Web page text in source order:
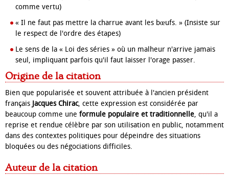
comme vertu)
« Il ne faut pas mettre la charrue avant les bœufs. » (Insiste sur
le respect de l'ordre des étapes)
Le sens de la « Loi des séries » où un malheur n'arrive jamais
seul, impliquant parfois qu'il faut laisser l'orage passer.
Origine de la citation
Bien que popularisée et souvent attribuée à l'ancien président
français Jacques Chirac, cette expression est considérée par
beaucoup comme une formule populaire et traditionnelle, qu'il a
reprise et rendue célèbre par son utilisation en public, notamment
dans des contextes politiques pour dépeindre des situations
bloquées ou des négociations difficiles.
Auteur de la citation